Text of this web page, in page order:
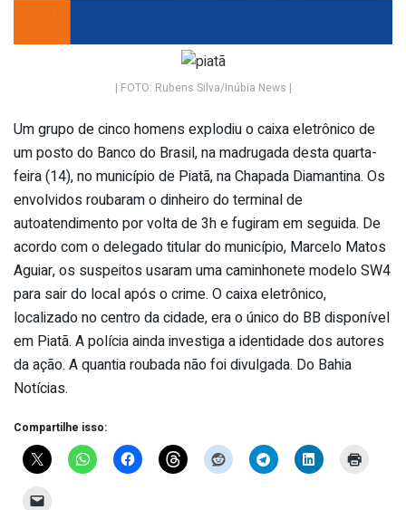
| FOTO: Rubens Silva/Inúbia News |
Um grupo de cinco homens explodiu o caixa eletrônico de
um posto do Banco do Brasil, na madrugada desta quarta-
feira (14), no município de Piatã, na Chapada Diamantina. Os
envolvidos roubaram o dinheiro do terminal de
autoatendimento por volta de 3h e fugiram em seguida. De
acordo com o delegado titular do município, Marcelo Matos
Aguiar, os suspeitos usaram uma caminhonete modelo SW4
para sair do local após o crime. O caixa eletrônico,
localizado no centro da cidade, era o único do BB disponível
em Piatã. A polícia ainda investiga a identidade dos autores
da ação. A quantia roubada não foi divulgada. Do Bahia
Notícias.
Compartilhe isso: